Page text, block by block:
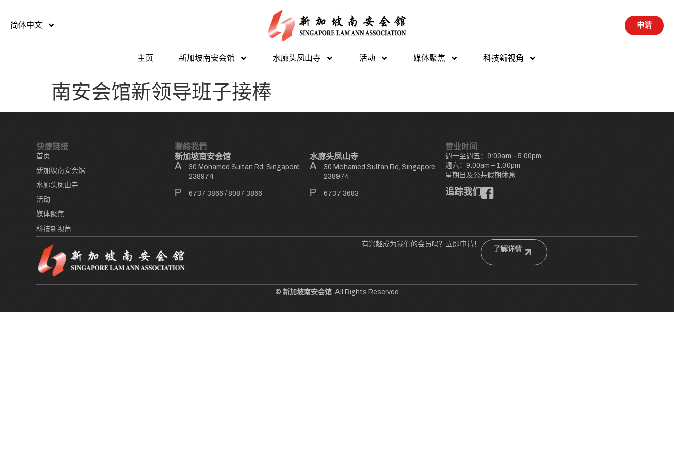
简体中文 申请
主页 新加坡南安会馆 水廊头凤山寺 活动 媒体聚焦 科技新视角
南安会馆新领导班子接棒
快捷链接
首页
新加坡南安会馆
水廊头凤山寺
活动
媒体聚焦
科技新视角
聯絡我們
新加坡南安会馆
30 Mohamed Sultan Rd, Singapore
238974
6737 3866 / 8087 3866
水廊头凤山寺
30 Mohamed Sultan Rd, Singapore
238974
6737 3683
营业时间
週一至週五：9:00am – 5:00pm
週六：9:00am – 1:00pm
星期日及公共假期休息
追踪我们
有兴趣成为我们的会员吗？立即申请！
了解详情
© 新加坡南安会馆. All Rights Reserved